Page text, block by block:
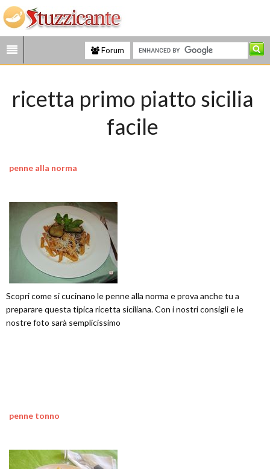
Forum
ricetta primo piatto sicilia
facile
penne alla norma
Scopri come si cucinano le penne alla norma e prova anche tu a
preparare questa tipica ricetta siciliana. Con i nostri consigli e le
nostre foto sarà semplicissimo
penne tonno